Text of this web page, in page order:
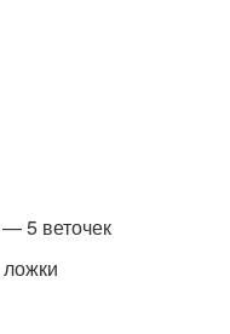
5 веточек